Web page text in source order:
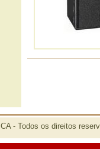
- Todos os direitos